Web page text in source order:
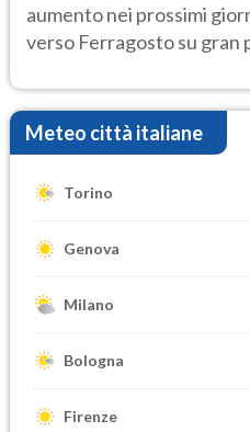
aumento nei prossimi
verso Ferragosto su gran
Meteo città italiane
Torino
Genova
Milano
Bologna
Firenze